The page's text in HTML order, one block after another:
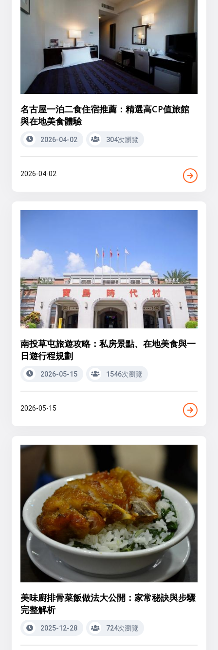
名古屋一泊二食住宿推薦：精選高CP值旅館
與在地美食體驗
2026-04-02 304次瀏覽
2026-04-02
南投草屯旅遊攻略：私房景點、在地美食與一
日遊行程規劃
2026-05-15 1546次瀏覽
2026-05-15
美味廚排骨菜飯做法大公開：家常秘訣與步驟
完整解析
2025-12-28 724次瀏覽